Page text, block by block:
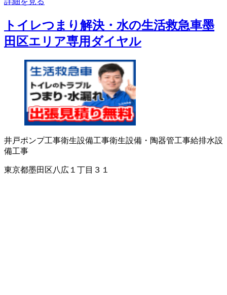
トイレつまり解決・水の生活救急車墨
田区エリア専用ダイヤル
井戸ポンプ工事衛生設備工事衛生設備・陶器管工事給排水設
備工事
東京都墨田区八広１丁目３１